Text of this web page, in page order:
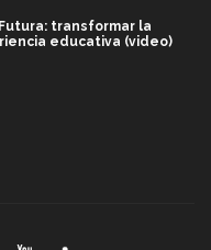
transformar la
educativa (video)